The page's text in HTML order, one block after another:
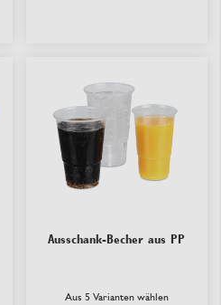
Ausschank-Becher aus PP
Aus 5 Varianten wählen